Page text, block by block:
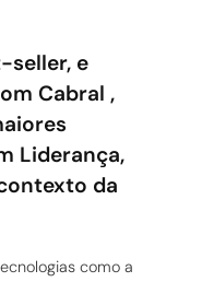
seller, e
Cabral ,
Liderança,
da
como a